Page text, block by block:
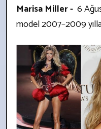
Marisa Miller - 6
model2007–2009